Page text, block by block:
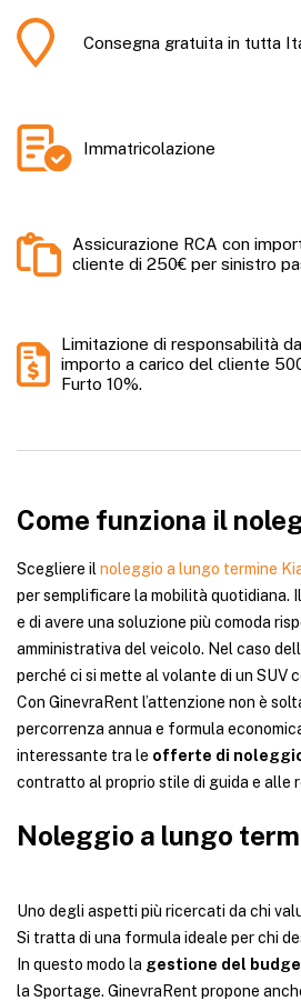
Consegna gratuita in tutta
Immatricolazione
Assicurazione RCA con
cliente di 250€ per sinistro
Limitazione di responsabilità
importo a carico del cliente
Furto 10%.
Come funziona il
Scegliere il noleggio a lungo termine
per semplificare la mobilità quotidiana.
e di avere una soluzione più comoda
amministrativa del veicolo. Nel caso
perché ci si mette al volante di un SUV
Con GinevraRent l’attenzione non è
percorrenza annua e formula
interessante tra le offerte di
contratto al proprio stile di guida e alle
Noleggio a lungo
Uno degli aspetti più ricercati da chi
Si tratta di una formula ideale per chi
In questo modo la gestione del
la Sportage. GinevraRent propone